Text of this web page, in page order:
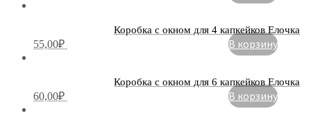
Коробка с окном для 4 капкейков Елочка
55,00₽ В корзину
Коробка с окном для 6 капкейков Елочка
60,00₽ В корзину